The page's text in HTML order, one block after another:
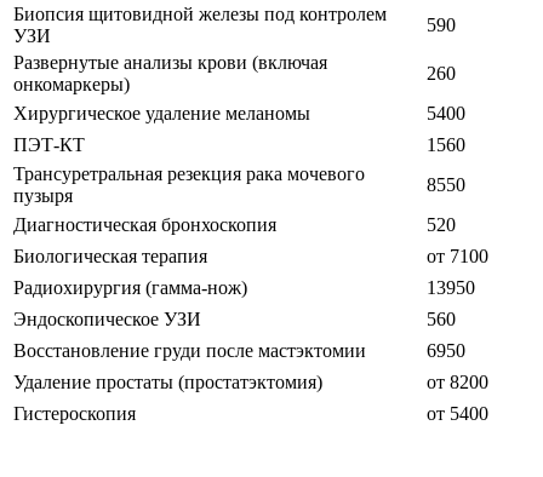
Биопсия щитовидной железы под контролем
УЗИ
590
Развернутые анализы крови (включая
онкомаркеры)
260
Хирургическое удаление меланомы
5400
ПЭТ-КТ
1560
Трансуретральная резекция рака мочевого
пузыря
8550
Диагностическая бронхоскопия
520
Биологическая терапия
от 7100
Радиохирургия (гамма-нож)
13950
Эндоскопическое УЗИ
560
Восстановление груди после мастэктомии
6950
Удаление простаты (простатэктомия)
от 8200
Гистероскопия
от 5400